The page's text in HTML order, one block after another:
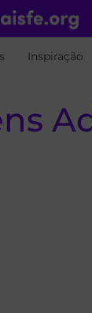
Inspiração